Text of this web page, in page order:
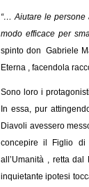
“… Aiutare le
modo efficace per
spinto don Gabriele
Eterna , facendola
Sono loro i
In essa, pur
Diavoli avessero
concepire il Figlio
all’Umanità , retta
inquietante ipotesi